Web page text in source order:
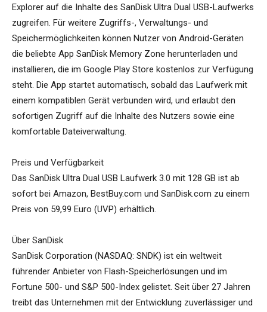
Explorer auf die Inhalte des SanDisk Ultra Dual USB-Laufwerks
zugreifen. Für weitere Zugriffs-, Verwaltungs- und
Speichermöglichkeiten können Nutzer von Android-Geräten
die beliebte App SanDisk Memory Zone herunterladen und
installieren, die im Google Play Store kostenlos zur Verfügung
steht. Die App startet automatisch, sobald das Laufwerk mit
einem kompatiblen Gerät verbunden wird, und erlaubt den
sofortigen Zugriff auf die Inhalte des Nutzers sowie eine
komfortable Dateiverwaltung.
Preis und Verfügbarkeit
Das SanDisk Ultra Dual USB Laufwerk 3.0 mit 128 GB ist ab
sofort bei Amazon, BestBuy.com und SanDisk.com zu einem
Preis von 59,99 Euro (UVP) erhältlich.
Über SanDisk
SanDisk Corporation (NASDAQ: SNDK) ist ein weltweit
führender Anbieter von Flash-Speicherlösungen und im
Fortune 500- und S&P 500-Index gelistet. Seit über 27 Jahren
treibt das Unternehmen mit der Entwicklung zuverlässiger und